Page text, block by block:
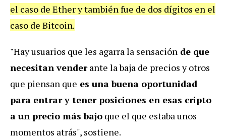
el caso de Ether y también fue de dos dígitos en el
caso de Bitcoin.
"Hay usuarios que les agarra la sensación de que
necesitan venderante la baja de precios y otros
que piensan que es una buena oportunidad
para entrar y tener posiciones en esas cripto
a un precio más bajo que el que estaba unos
momentos atrás", sostiene.